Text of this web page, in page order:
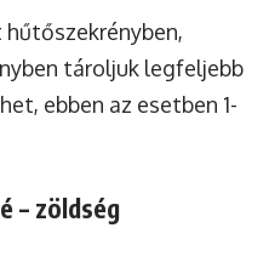
hűtőszekrényben,
tároljuk legfeljebb
ebben az esetben 1-
– zöldség